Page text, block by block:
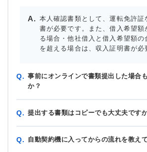
本人確認書類として、運転免許証
書が必要です。また、借入希望額
る場合・他社借入と借入希望額の
を超える場合は、収入証明書が必
Q. 事前にオンラインで書類提出した場合
か？
Q. 提出する書類はコピーでも大丈夫です
Q. 自動契約機に入ってからの流れを教え